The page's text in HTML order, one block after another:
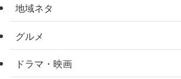
地域ネタ
グルメ
ドラマ・映画